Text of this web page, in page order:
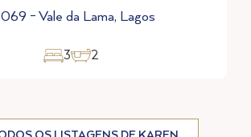
- Albardeira, Lagos
5